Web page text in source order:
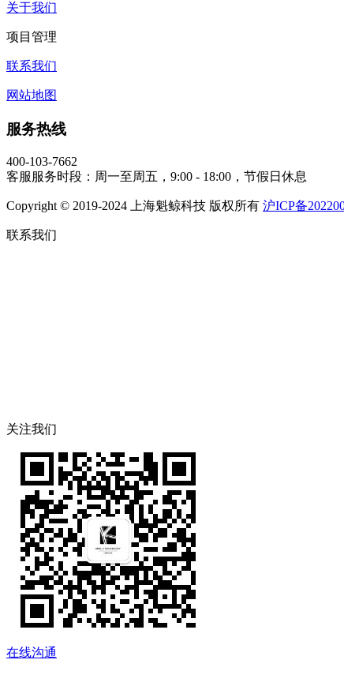
关于我们
项目管理
联系我们
网站地图
服务热线
400-103-7662
客服服务时段：周一至周五，9:00 - 18:00，节假日休息
Copyright © 2019-2024 上海魁鲸科技 版权所有 沪ICP备
联系我们
关注我们
在线沟通